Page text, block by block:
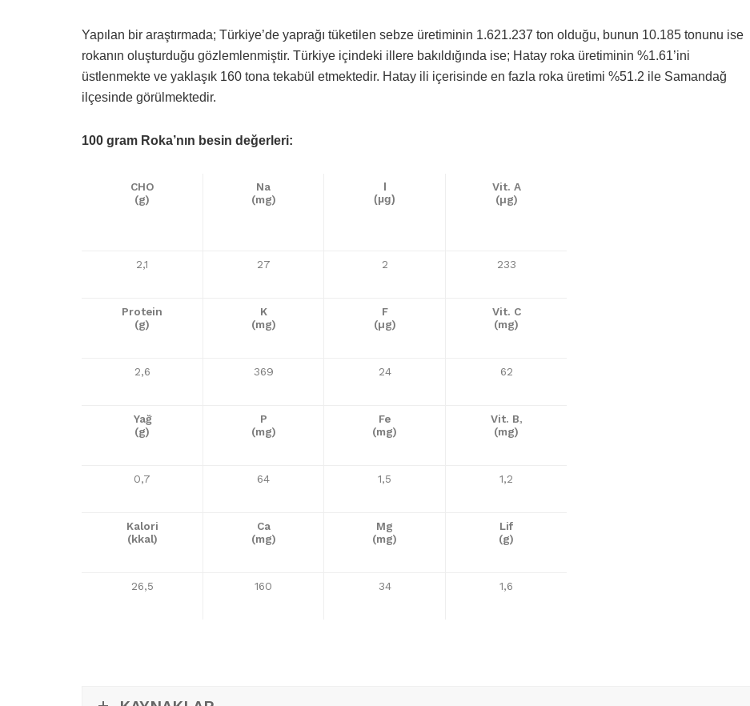
Yapılan bir araştırmada; Türkiye’de yaprağı tüketilen sebze üretiminin 1.621.237 ton olduğu, bunun 10.185 tonunu ise
rokanın oluşturduğu gözlemlenmiştir. Türkiye içindeki illere bakıldığında ise; Hatay roka üretiminin %1.61’ini
üstlenmekte ve yaklaşık 160 tona tekabül etmektedir. Hatay ili içerisinde en fazla roka üretimi %51.2 ile Samandağ
ilçesinde görülmektedir.
100 gram Roka’nın besin değerleri:
CHO
(g)
Na
(mg)
(µg)
Vit. A
(µg)
2,1 27 2 233
Protein
(g)
K
(mg)
F
(µg)
Vit. C
(mg)
2,6 369 24 62
Yağ
(g)
P
(mg)
Fe
(mg)
Vit. B³
(mg)
0,7 64 1,5 1,2
Kalori
(kkal)
Ca
(mg)
Mg
(mg)
Lif
(g)
26,5 160 34 1,6